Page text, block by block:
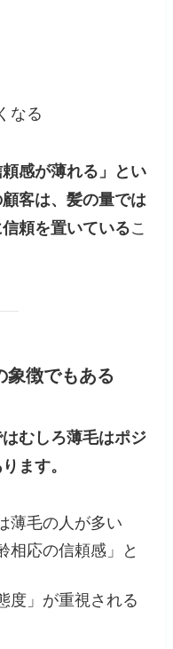
なる
頼感が薄れる」とい
客は、髪の量では
頼を置いているこ
象徴でもある
むしろ薄毛はポジ
ます。
薄毛の人が多い
相応の信頼感」と
度」が重視される